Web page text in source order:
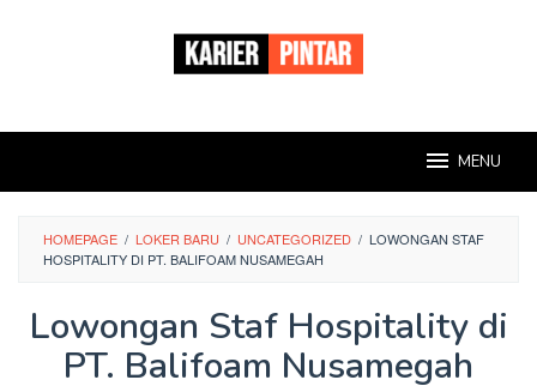
MENU
HOMEPAGE / LOKER BARU / UNCATEGORIZED / LOWONGAN STAF
HOSPITALITY DI PT. BALIFOAM NUSAMEGAH
Lowongan Staf Hospitality di
PT. Balifoam Nusamegah